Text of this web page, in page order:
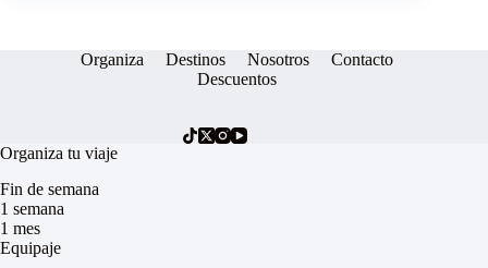
Organiza Destinos Nosotros
Contacto
Descuentos
Organiza tu viaje
Fin de semana
1 semana
1 mes
Equipaje